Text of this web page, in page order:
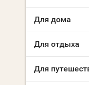
Для дома
Для отдыха
Для